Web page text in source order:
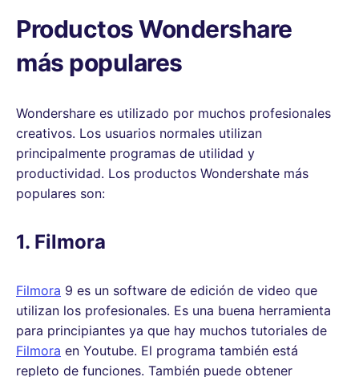
Productos Wondershare
más populares
Wondershare es utilizado por muchos profesionales
creativos. Los usuarios normales utilizan
principalmente programas de utilidad y
productividad. Los productos Wondershate más
populares son:
1. Filmora
Filmora 9 es un software de edición de video que
utilizan los profesionales. Es una buena herramienta
para principiantes ya que hay muchos tutoriales de
Filmora en Youtube. El programa también está
repleto de funciones. También puede obtener